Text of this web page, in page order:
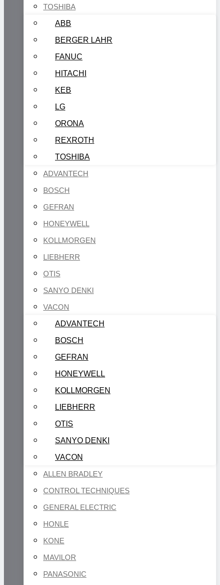
TOSHIBA
ABB
BERGER LAHR
FANUC
HITACHI
KEB
LG
ORONA
REXROTH
TOSHIBA
ADVANTECH
BOSCH
GEFRAN
HONEYWELL
KOLLMORGEN
LIEBHERR
OTIS
SANYO DENKI
VACON
ADVANTECH
BOSCH
GEFRAN
HONEYWELL
KOLLMORGEN
LIEBHERR
OTIS
SANYO DENKI
VACON
ALLEN BRADLEY
CONTROL TECHNIQUES
GENERAL ELECTRIC
HONLE
KONE
MAVILOR
PANASONIC